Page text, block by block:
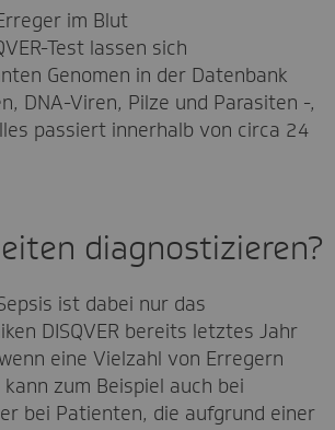
im Blut
Test lassen sich
Genomen in der Datenbank
DNA-Viren, Pilze und Parasiten -,
passiert innerhalb von circa 24
diagnostizieren?
ist dabei nur das
DISQVER bereits letztes Jahr
eine Vielzahl von Erregern
zum Beispiel auch bei
bei Patienten, die aufgrund einer